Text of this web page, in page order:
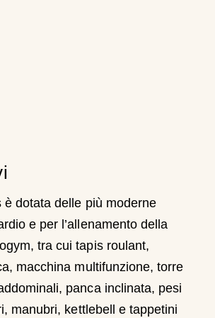
è dotata delle più moderne
e per l’allenamento della
tra cui tapis roulant,
macchina multifunzione, torre
panca inclinata, pesi
manubri, kettlebell e tappetini